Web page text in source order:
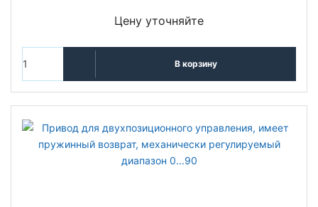
Цену уточняйте
В корзину